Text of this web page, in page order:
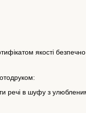
якості
речі в шуфу з